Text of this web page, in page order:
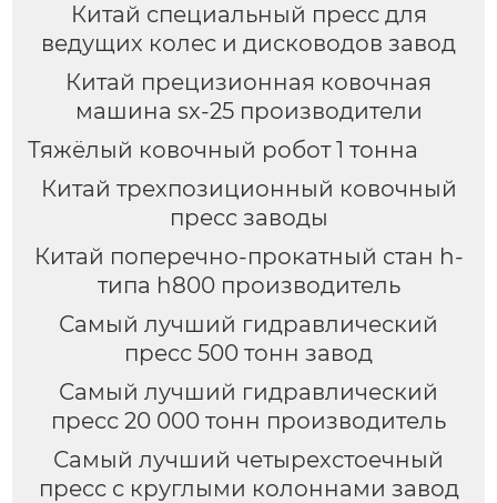
Китай специальный пресс для
ведущих колес и дисководов завод
Китай прецизионная ковочная
машина sx-25 производители
Тяжёлый ковочный робот 1 тонна
Китай трехпозиционный ковочный
пресс заводы
Китай поперечно-прокатный стан h-
типа h800 производитель
Самый лучший гидравлический
пресс 500 тонн завод
Самый лучший гидравлический
пресс 20 000 тонн производитель
Самый лучший четырехстоечный
пресс с круглыми колоннами завод